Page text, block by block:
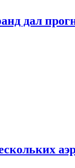
дал